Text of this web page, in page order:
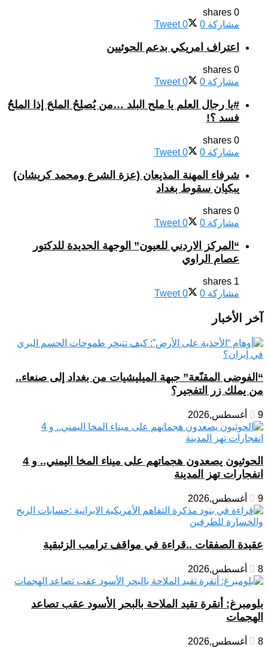
0 shares
مشاركة 0
Tweet 0
اعتراف امريكي بدعم الحوثيين
0 shares
مشاركة 0
Tweet 0
#يا رجال العلم يا ملح البلد …من يُصلِحُ الملحَ إذا الملحُ
فسد ؟!
0 shares
مشاركة 0
Tweet 0
شرفاء المهنة المذيعان (عزة الشرع ومحمد كريشان)
يبكيان سقوط بغداد
0 shares
مشاركة 0
Tweet 0
“المركز الاردني للعيون” الوجهة الجديدة للدكتور
عصام الراوي
1 shares
مشاركة 0
Tweet 0
آخر الأخبار
“الفوضى المقنّعة” جبهة الميليشيات من بغداد إلى صنعاء..
من يملك زر التفجير؟
9 أغسطس,2026
الحوثيون يصعدون هجماتهم على ميناء المخا اليمني.. و 4
انفجارات تهز المدينة
9 أغسطس,2026
عقيدة الصفقات ..قراءة في مواقف ترامب الزئبقية
8 أغسطس,2026
بلومبرغ: أنقرة تقيد الملاحة بالبحر الأسود عقب تصاعد
الهجمات
8 أغسطس,2026